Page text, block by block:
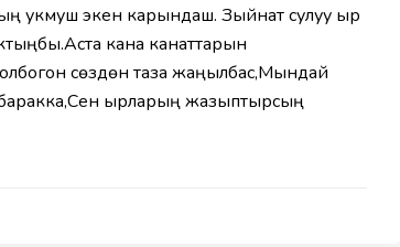
укмуш экен карындаш. Зыйнат сулуу ыр
кана канаттарын
сөздөн таза жаңылбас,Мындай
ырларың жазыптырсың